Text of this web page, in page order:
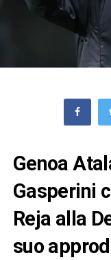
Genoa
Gasperini
Reja alla
suo